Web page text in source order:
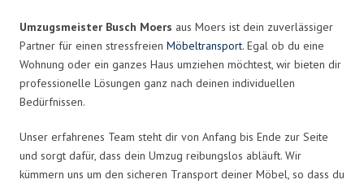
Umzugsmeister Busch Moers aus Moers ist dein zuverlässiger
Partner für einen stressfreien Möbeltransport. Egal ob du eine
Wohnung oder ein ganzes Haus umziehen möchtest, wir bieten dir
professionelle Lösungen ganz nach deinen individuellen
Bedürfnissen.
Unser erfahrenes Team steht dir von Anfang bis Ende zur Seite
und sorgt dafür, dass dein Umzug reibungslos abläuft. Wir
kümmern uns um den sicheren Transport deiner Möbel, so dass du